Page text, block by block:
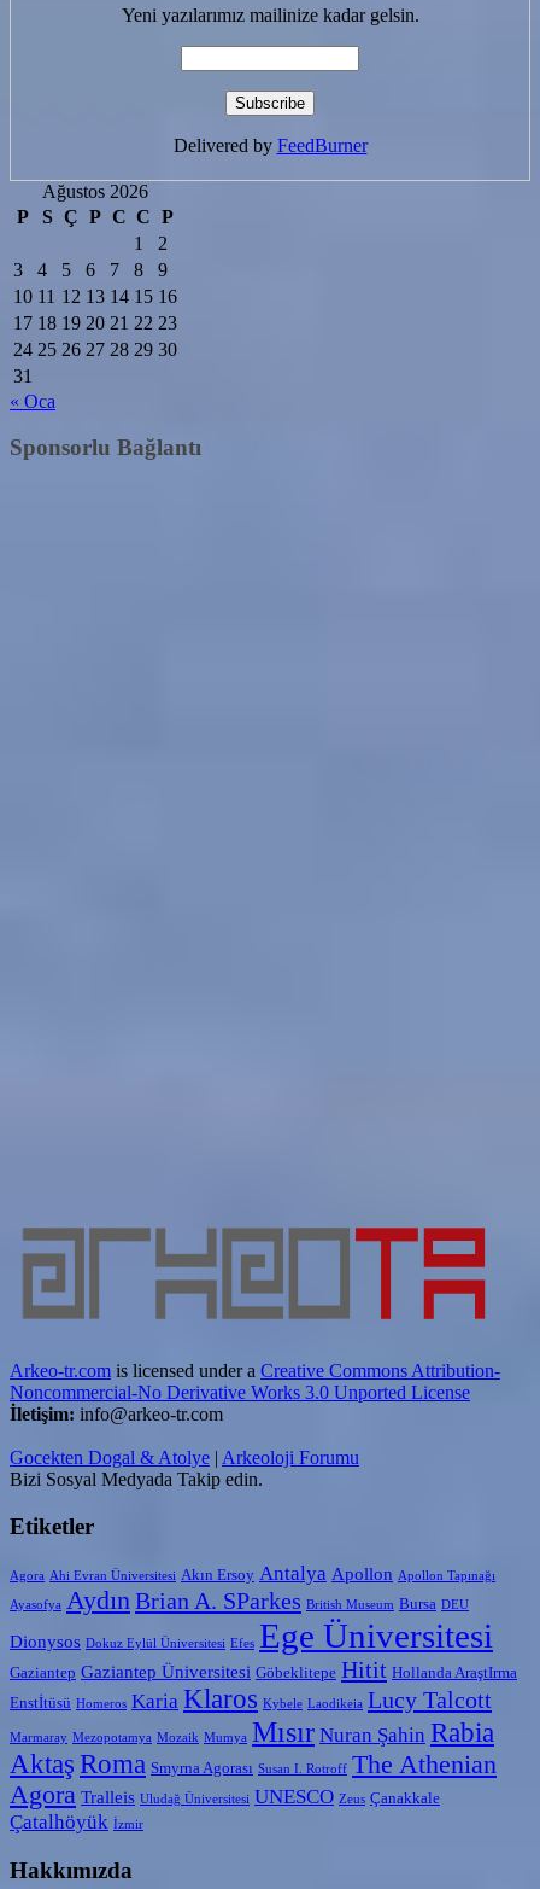
Yeni yazılarımız mailinize kadar gelsin.
Delivered by FeedBurner
Ağustos 2026
P
S Ç P C C P
1
2
3
4 5 6 7 8
9
10 11 12 13 14 15 16
17 18 19 20 21 22 23
24 25 26 27 28 29 30
31
« Oca
Sponsorlu Bağlantı
Arkeo-tr.com is licensed under a Creative Commons Attribution-
Noncommercial-No Derivative Works 3.0 Unported License
İletişim: info@arkeo-tr.com
Gocekten Dogal & Atolye | Arkeoloji Forumu
Bizi Sosyal Medyada Takip edin.
Etiketler
Agora Ahi Evran Üniversitesi Akın Ersoy Antalya Apollon Apollon Tapınağı
Ayasofya AydınBrian A. SParkes British Museum Bursa DEU
Dionysos Dokuz Eylül Üniversitesi Efes Ege Üniversitesi
Gaziantep Gaziantep Üniversitesi Göbeklitepe Hitit Hollanda AraştIrma
Enstİtüsü Homeros Karia Klaros Kybele Laodikeia Lucy Talcott
Marmaray Mezopotamya Mozaik Mumya Mısır Nuran Şahin Rabia
Aktaş Roma Smyrna Agorası Susan I. Rotroff The Athenian
Agora Tralleis Uludağ Üniversitesi UNESCO Zeus Çanakkale
Çatalhöyük İzmir
Hakkımızda